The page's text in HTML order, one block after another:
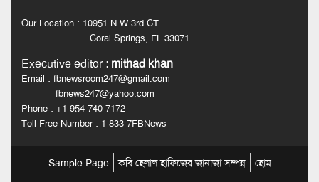
Our Location : 10951 N W 3rd CT
Coral Springs, FL 33071
Executive editor: mithad khan
Email : fbnewsroom247@gmail.com
fbnews247@yahoo.com
Phone : +1-954-740-7172
Toll Free Number : 1-833-7FBNews
Sample Page কবি হেলাল হাফিজের জানাজা সম্পন্ন হোম